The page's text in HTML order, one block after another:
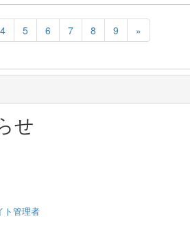
4 5 6 7 8 9 »
せ
ト管理者